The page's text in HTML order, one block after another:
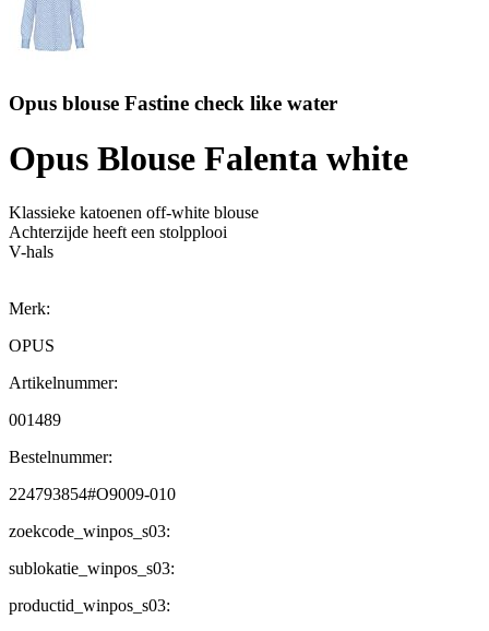
Opus blouse Fastine check like water
Opus Blouse Falenta white
Klassieke katoenen off-white blouse
Achterzijde heeft een stolpplooi
V-hals
Merk:
OPUS
Artikelnummer:
001489
Bestelnummer:
224793854#O9009-010
zoekcode_winpos_s03:
sublokatie_winpos_s03:
productid_winpos_s03: